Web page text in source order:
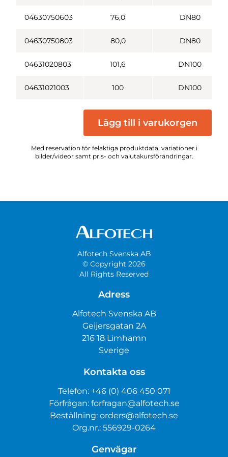
04630750603 76,0 DN80
04630750803 80,0 DN80
04631020803 101,6 DN100
04631021003 100 DN100
Lägg till i varukorgen
Med reservation för felaktiga produktdata, variationer i
bilder/videor samt pris- och valutakursförändringar.
Alfotech Svenska AB
© Copyright 2026
All Rights Reserved
Adress
Alfotech Svenska AB
Geijersgatan 2A
216 18 Limhamn
Sverige
Kontakta oss
Telefon: +46 (0) 406 450 071
Förfrågan: forfragan@alfotech.se
Beställning: orders@alfotech.se
Org.nr.: 556929-0264
Genvägar